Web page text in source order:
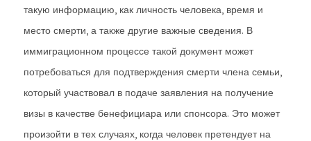
такую информацию, как личность человека, время и
место смерти, а также другие важные сведения. В
иммиграционном процессе такой документ может
потребоваться для подтверждения смерти члена семьи,
который участвовал в подаче заявления на получение
визы в качестве бенефициара или спонсора. Это может
произойти в тех случаях, когда человек претендует на